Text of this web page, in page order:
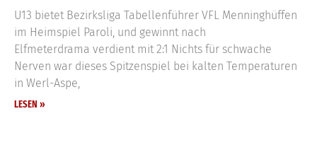
U13 bietet Bezirksliga Tabellenführer VFL Menninghüffen
im Heimspiel Paroli, und gewinnt nach
Elfmeterdrama verdient mit 2:1 Nichts für schwache
Nerven war dieses Spitzenspiel bei kalten Temperaturen
in Werl-Aspe,
LESEN »